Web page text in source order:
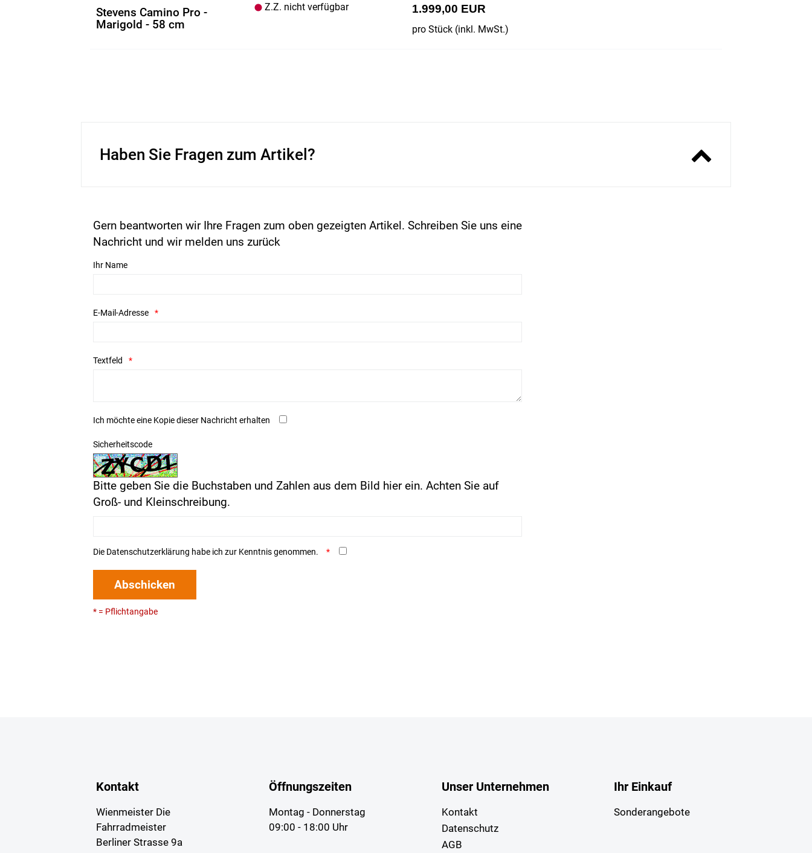
Stevens Camino Pro -
Marigold - 58 cm
Z.Z. nicht verfügbar 1.999,00 EUR
pro Stück (inkl. MwSt.)
Haben Sie Fragen zum Artikel?
Gern beantworten wir Ihre Fragen zum oben gezeigten Artikel. Schreiben Sie uns eine
Nachricht und wir melden uns zurück
Ihr Name
E-Mail-Adresse
Textfeld
Ich möchte eine Kopie dieser Nachricht erhalten
Sicherheitscode
Bitte geben Sie die Buchstaben und Zahlen aus dem Bild hier ein. Achten Sie auf
Groß- und Kleinschreibung.
Die Datenschutzerklärung habe ich zur Kenntnis genommen.
Abschicken
* = Pflichtangabe
Kontakt
Wienmeister Die
Fahrradmeister
Berliner Strasse 9a
Öffnungszeiten
Montag - Donnerstag
09:00 - 18:00 Uhr
Unser Unternehmen
Kontakt
Datenschutz
AGB
Ihr Einkauf
Sonderangebote